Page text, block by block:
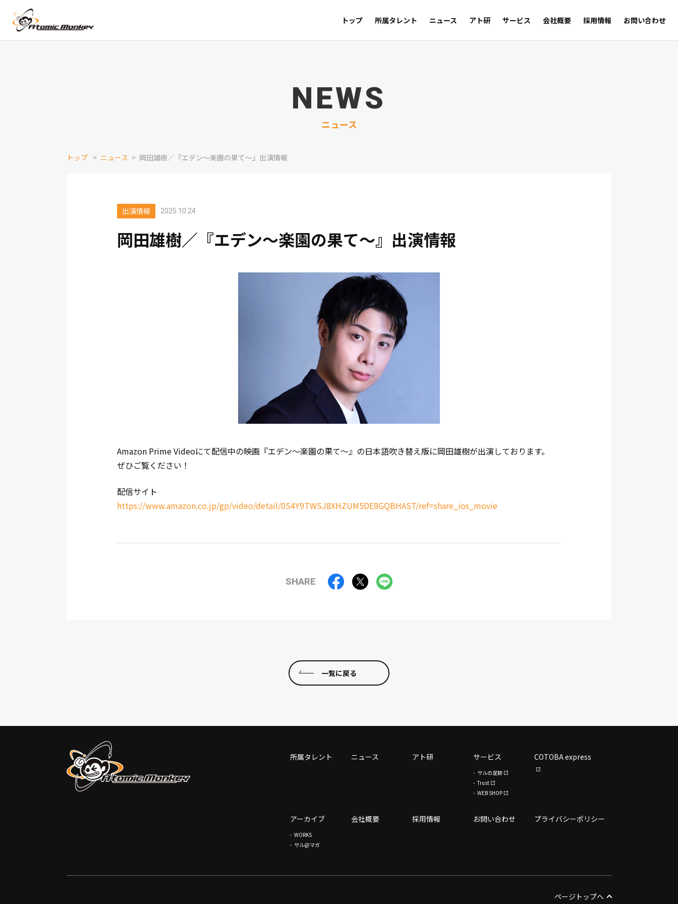
トップ 所属タレント ニュース アト研 サービス 会社概要 採用情報 お問い合わせ
NEWS
ニュース
トップ ニュース 岡田雄樹／『エデン〜楽園の果て〜』出演情報
出演情報 2025.10.24
岡田雄樹／『エデン〜楽園の果て〜』出演情報
Amazon Prime Videoにて配信中の映画『エデン〜楽園の果て〜』の日本語吹き替え版に岡田雄樹が出演しております。
ぜひご覧ください！
配信サイト
https://www.amazon.co.jp/gp/video/detail/0S4Y9TWSJ8XHZUM5DE8GQBHAST/ref=share_ios_movie
SHARE
一覧に戻る
所属タレント ニュース アト研 サービス
サルの足跡
Trust
WEB SHOP
COTOBA express
アーカイブ
WORKS
サル@マガ
会社概要 採用情報 お問い合わせ プライバシーポリシー
ページトップへ